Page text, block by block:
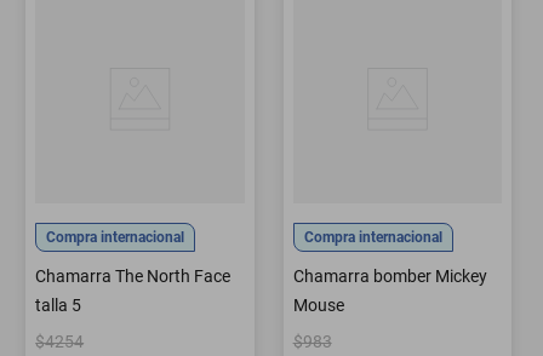
Compra internacional
Chamarra The North Face
talla 5
$4254
Compra internacional
Chamarra bomber Mickey
Mouse
$983